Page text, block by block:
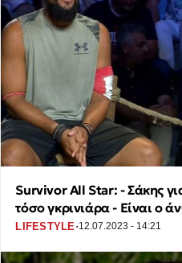
Survivor All Star: - Σάκης
τόσο γκρινιάρα - Είναι ο
LIFESTYLE ·12.07.2023 - 14:21